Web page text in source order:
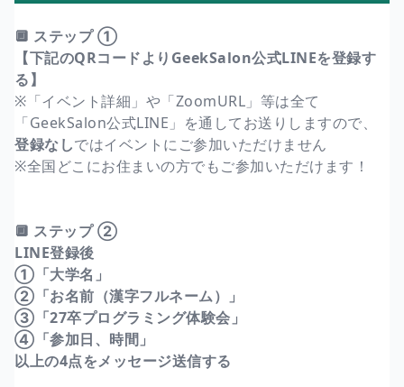
🔲 ステップ ①
【下記のQRコードよりGeekSalon公式LINEを登録す
る】
※「イベント詳細」や「ZoomURL」等は全て
「GeekSalon公式LINE」を通してお送りしますので、
登録なしではイベントにご参加いただけません
※全国どこにお住まいの方でもご参加いただけます！
🔲 ステップ ②
LINE登録後
①「大学名」
②「お名前（漢字フルネーム）」
③「27卒プログラミング体験会」
④「参加日、時間」
以上の4点をメッセージ送信する